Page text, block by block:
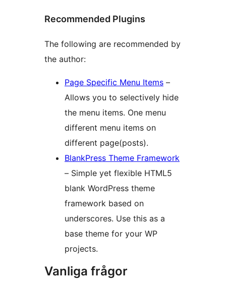
Recommended Plugins
The following are recommended by
the author:
Page Specific Menu Items –
Allows you to selectively hide
the menu items. One menu
different menu items on
different page(posts).
BlankPress Theme Framework
– Simple yet flexible HTML5
blank WordPress theme
framework based on
underscores. Use this as a
base theme for your WP
projects.
Vanliga frågor